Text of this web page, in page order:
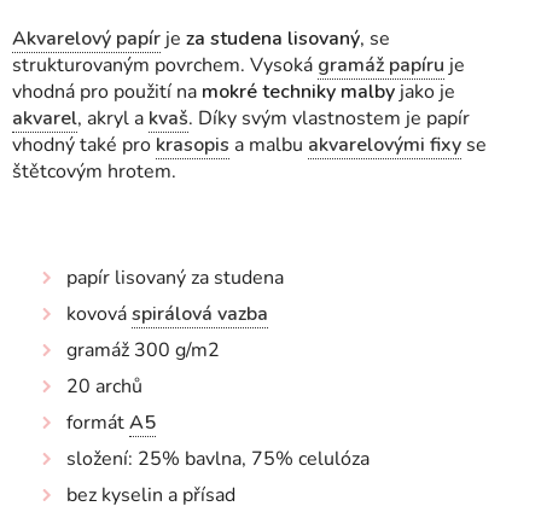
Akvarelový papír je za studena lisovaný, se
strukturovaným povrchem. Vysoká gramáž papíru je
vhodná pro použití na mokré techniky malby jako je
akvarel, akryl a kvaš. Díky svým vlastnostem je papír
vhodný také pro krasopis a malbu akvarelovými fixy se
štětcovým hrotem.
papír lisovaný za studena
kovováspirálová vazba
gramáž 300 g/m2
20 archů
formátA5
složení: 25% bavlna, 75% celulóza
bez kyselin a přísad